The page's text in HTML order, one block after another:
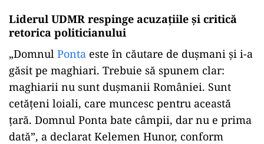
Liderul UDMR respinge acuzațiile și critică
retorica politicianului
„Domnul Ponta este în căutare de dușmani și i-a
găsit pe maghiari. Trebuie să spunem clar:
maghiarii nu sunt dușmanii României. Sunt
cetățeni loiali, care muncesc pentru această
țară. Domnul Ponta bate câmpii, dar nu e prima
dată”, a declarat Kelemen Hunor, conform